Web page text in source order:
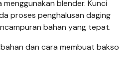
blender. Kunci
proses penghalusan daging
bahan yang tepat.
dan cara membuat bakso